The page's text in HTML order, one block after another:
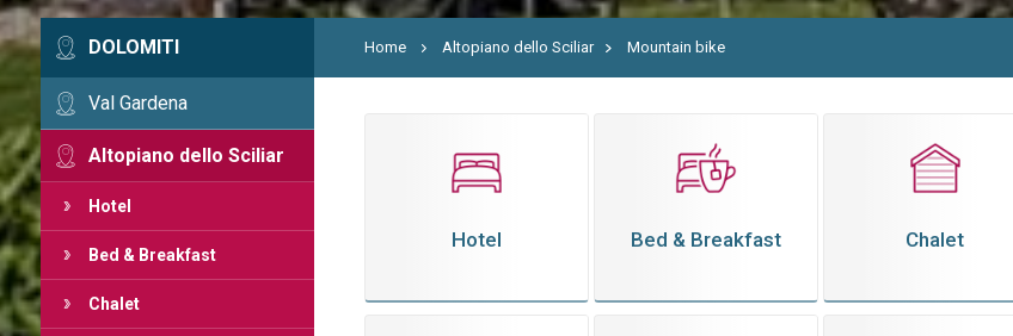
DOLOMITI
Val Gardena
Altopiano dello Sciliar
Hotel
Bed & Breakfast
Chalet
Home Altopiano dello Sciliar Mountain bike
Hotel Bed & Breakfast Chalet